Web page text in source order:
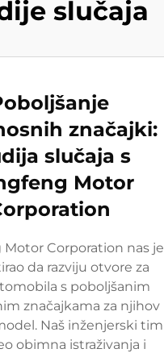
slučaja
značajki:
slučaja s
Motor
Corporation nas je
da razviju otvore za
s poboljšanim
značajkama za njihov
Naš inženjerski tim
obimna istraživanja i